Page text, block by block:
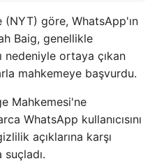
göre, WhatsApp'ın
Baig, genellikle
nedeniyle ortaya çıkan
mahkemeye başvurdu.
Mahkemesi'ne
WhatsApp kullanıcısını
açıklarına karşı